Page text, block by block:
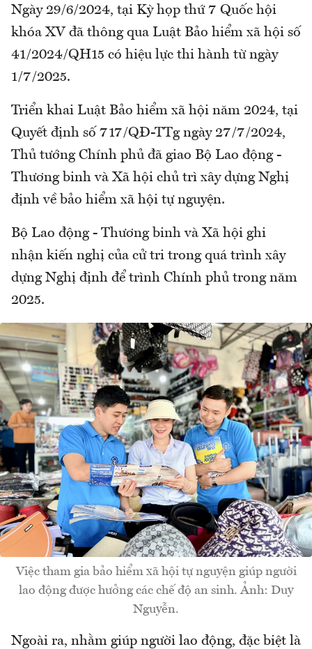
Ngày 29/6/2024, tại Kỳ họp thứ 7 Quốc hội
khóa XV đã thông qua Luật Bảo hiểm xã hội số
41/2024/QH15 có hiệu lực thi hành từ ngày
1/7/2025.
Triển khai Luật Bảo hiểm xã hội năm 2024, tại
Quyết định số 717/QĐ-TTg ngày 27/7/2024,
Thủ tướng Chính phủ đã giao Bộ Lao động -
Thương binh và Xã hội chủ trì xây dựng Nghị
định về bảo hiểm xã hội tự nguyện.
Bộ Lao động - Thương binh và Xã hội ghi
nhận kiến nghị của cử tri trong quá trình xây
dựng Nghị định để trình Chính phủ trong năm
2025.
Việc tham gia bảo hiểm xã hội tự nguyện giúp người
lao động được hưởng các chế độ an sinh. Ảnh: Duy
Nguyễn.
Ngoài ra, nhằm giúp người lao động, đặc biệt là